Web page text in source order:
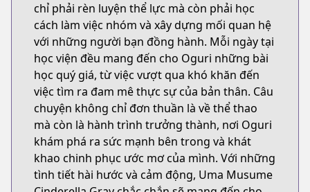
chỉ phải rèn luyện thể lực mà còn phải học
cách làm việc nhóm và xây dựng mối quan hệ
với những người bạn đồng hành. Mỗi ngày tại
học viện đều mang đến cho Oguri những bài
học quý giá, từ việc vượt qua khó khăn đến
việc tìm ra đam mê thực sự của bản thân. Câu
chuyện không chỉ đơn thuần là về thể thao
mà còn là hành trình trưởng thành, nơi Oguri
khám phá ra sức mạnh bên trong và khát
khao chinh phục ước mơ của mình. Với những
tình tiết hài hước và cảm động, Uma Musume